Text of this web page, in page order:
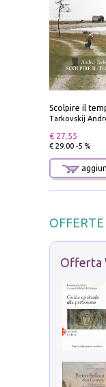
Tarkovskij
€ 27.55
€ 29.00 -5 %
Offerta